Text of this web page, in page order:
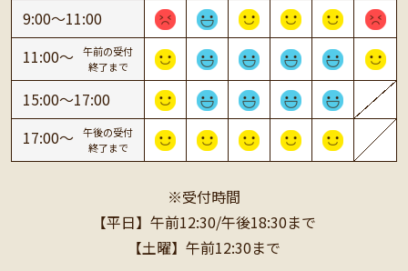
【手】ドケルバン病/狭窄性腱鞘炎
【肘】肘内障
9:00〜11:00
11:00〜
午前の受付
終了まで
15:00〜17:00
17:00〜
午後の受付
終了まで
※受付時間
【平日】午前12:30/午後18:30まで
【土曜】午前12:30まで